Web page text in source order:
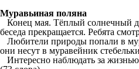
Муравьиная поляна
Конец мая. Тёплый солнечный
беседа прекращается. Ребята
Любители природы попали в
они несут в муравейник
Интересно наблюдать за